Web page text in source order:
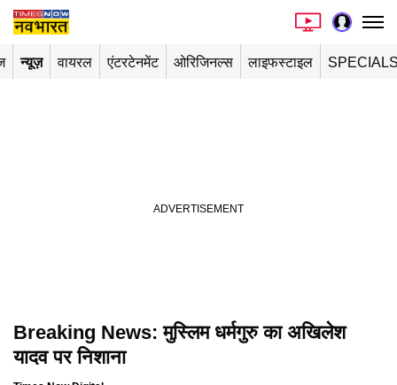
न्यूज़ वायरल एंटरटेनमेंट ओरिजिनल्स लाइफस्टाइल
Breaking News: मुस्लिम धर्मगुरु का अखिलेश
यादव पर निशाना